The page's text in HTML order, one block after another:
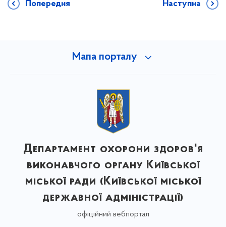
Попередня Наступна
Мапа порталу
Департамент охорони здоров'я
виконавчого органу Київської
міської ради (Київської міської
державної адміністрації)
офіційний вебпортал